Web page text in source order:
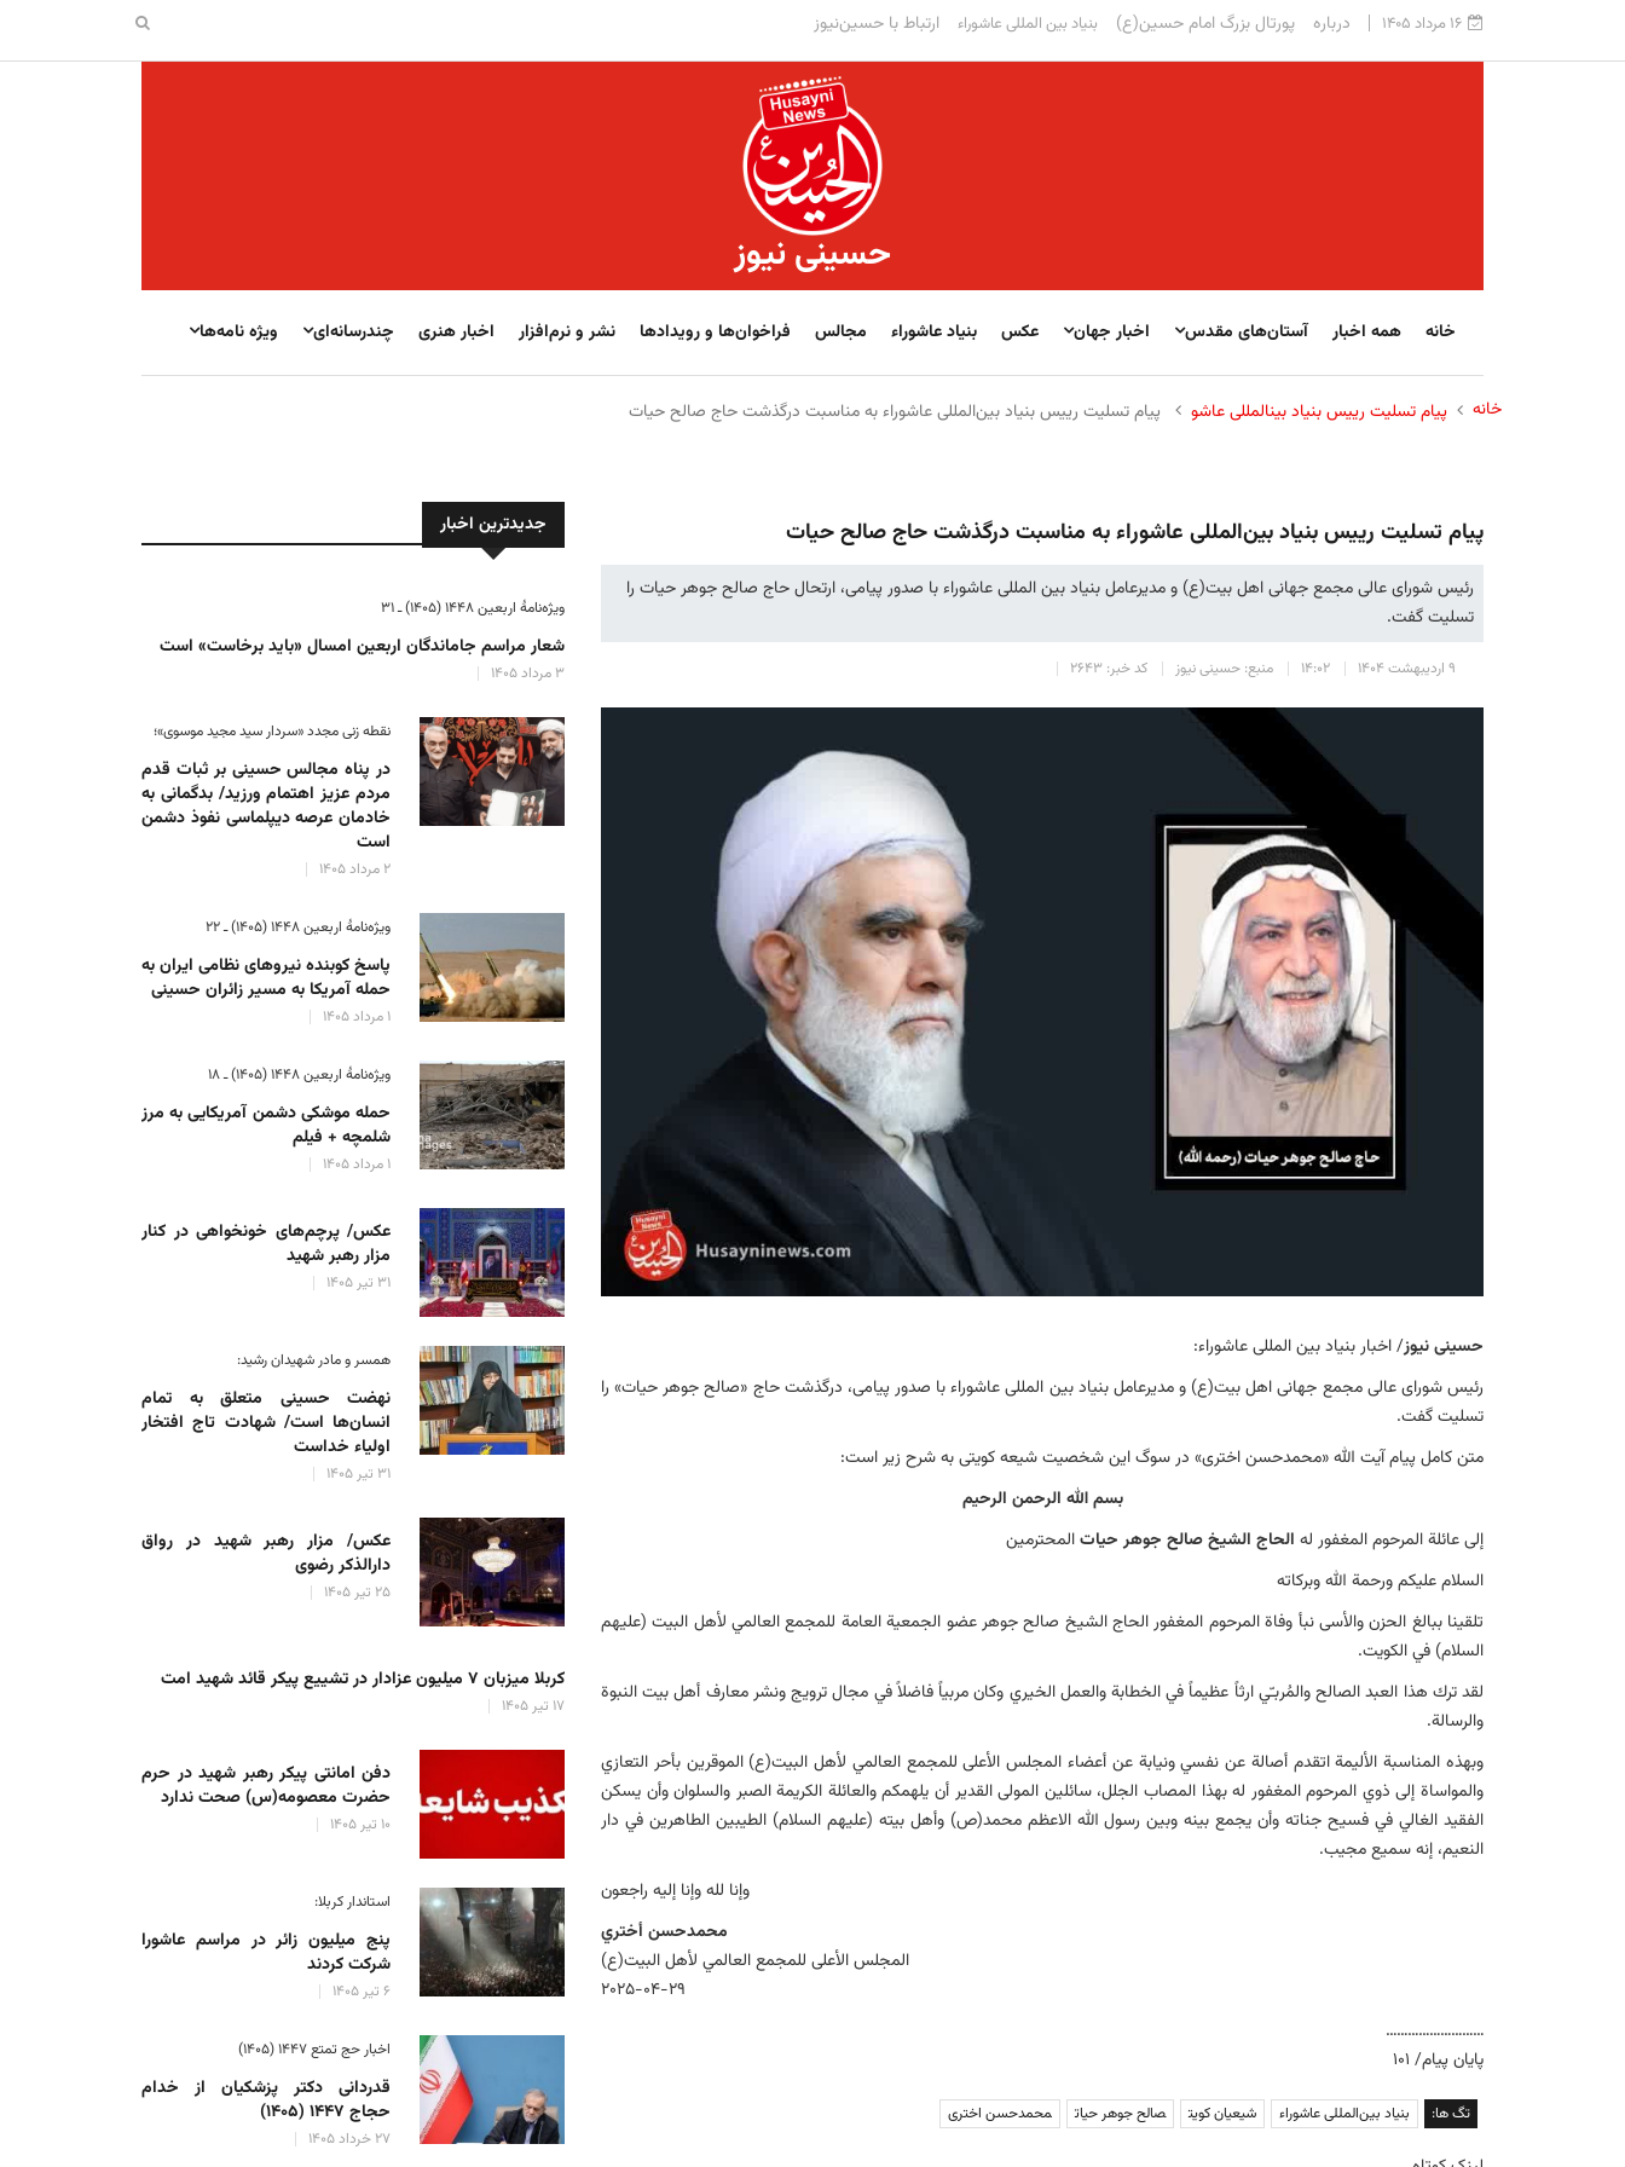
۱۶ مرداد ۱۴۰۵ درباره پورتال بزرگ امام حسین(ع) بنیاد بین المللی عاشوراء ارتباط با حسین‌نیوز
حسینی نیوز
خانه همه اخبار آستان‌های مقدس اخبار جهان عکس بنیاد عاشوراء مجالس فراخوان‌‏‏‏ها و رویدادها نشر و نرم‌افزار اخبار هنری چندرسانه‌ای ویژه نامه‌ها
خانه پیام تسلیت رییس بنیاد بینالمللی عاشو پیام تسلیت رییس بنیاد بین‌المللی عاشوراء به مناسبت درگذشت حاج صالح حیات
پیام تسلیت رییس بنیاد بین‌المللی عاشوراء به مناسبت درگذشت حاج صالح حیات
رئیس شورای عالی مجمع جهانی اهل بیت(ع) و مدیرعامل بنیاد بین المللی عاشوراء با صدور پیامی، ارتحال حاج صالح جوهر حیات را
تسلیت گفت.
۹ اردیبهشت ۱۴۰۴ ۱۴:۰۲ منبع: حسینی نیوز کد خبر: ۲۶۴۳
حسینی نیوز/ اخبار بنیاد بین المللی عاشوراء:
رئیس شورای عالی مجمع جهانی اهل بیت(ع) و مدیرعامل بنیاد بین المللی عاشوراء با صدور پیامی، درگذشت حاج «صالح جوهر حیات» را
تسلیت گفت.
متن کامل پیام آیت الله «محمدحسن اختری» در سوگ این شخصیت شیعه کویتی به شرح زیر است:
بسم الله الرحمن الرحیم
إلی عائلة المرحوم المغفور له الحاج الشیخ صالح جوهر حیاتالمحترمین
السلام علیكم ورحمة الله وبركاته
تلقینا ببالغ الحزن والأسی نبأ وفاة المرحوم المغفور الحاج الشیخ صالح جوهر عضو الجمعیة العامة للمجمع العالمي لأهل البیت (علیهم
السلام) في الكویت.
لقد ترك هذا العبد الصالح والمُربـّي ارثاً عظیماً في الخطابة والعمل الخیري وكان مربیاً فاضلاً في مجال ترویج ونشر معارف أهل بیت النبوة
والرسالة.
وبهذه المناسبة الألیمة اتقدم أصالة عن نفسي ونیابة عن أعضاء المجلس الأعلی للمجمع العالمي لأهل البیت(ع) الموقرین بأحر التعازي
والمواساة إلی ذوي المرحوم المغفور له بهذا المصاب الجلل، سائلین المولی القدیر أن یلهمكم والعائلة الكریمة الصبر والسلوان وأن یسكن
الفقید الغالي في فسیح جناته وأن یجمع بینه وبین رسول الله الاعظم محمد(ص) وأهل بیته (علیهم السلام) الطیبین الطاهرین في دار
النعیم، إنه سمیع مجیب.
وإنا لله وإنا إلیه راجعون
محمدحسن أختري
المجلس الأعلی للمجمع العالمي لأهل البیت(ع)
۲۰۲۵-۰۴-۲۹
………………………
پایان پیام/ ۱۰۱
تگ ها: بنیاد بین‌المللی عاشوراء شیعیان کویت صالح جوهر حیات محمدحسن اختری
جدیدترین اخبار
ویژه‌نامهٔ اربعین ۱۴۴۸ (۱۴۰۵) ـ ۳۱
شعار مراسم جاماندگان اربعین امسال «باید برخاست» است
۳ مرداد ۱۴۰۵
نقطه زنی مجدد «سردار سید مجید موسوی»؛
در پناه مجالس حسینی بر ثبات‌ قدم
مردم عزیز اهتمام ورزید/ بدگمانی به
خادمان عرصه دیپلماسی نفوذ دشمن
است
۲ مرداد ۱۴۰۵
ویژه‌نامهٔ اربعین ۱۴۴۸ (۱۴۰۵) ـ ۲۲
پاسخ کوبنده نیروهای نظامی ایران به
حمله آمریکا به مسیر زائران حسینی
۱ مرداد ۱۴۰۵
ویژه‌نامهٔ اربعین ۱۴۴۸ (۱۴۰۵) ـ ۱۸
حمله موشکی دشمن آمریکایی به مرز
شلمچه + فیلم
۱ مرداد ۱۴۰۵
عکس/ پرچم‌های خونخواهی در کنار
مزار رهبر شهید
۳۱ تیر ۱۴۰۵
همسر و مادر شهیدان رشید:
نهضت حسینی متعلق به تمام
انسان‌ها است/ شهادت تاج افتخار
اولیاء خداست
۳۱ تیر ۱۴۰۵
عکس/ مزار رهبر شهید در رواق
دارالذکر رضوی
۲۵ تیر ۱۴۰۵
کربلا میزبان ۷ میلیون عزادار در تشییع پیکر قائد شهید امت
۱۷ تیر ۱۴۰۵
دفن امانتی پیکر رهبر شهید در حرم
حضرت معصومه(س) صحت ندارد
۱۰ تیر ۱۴۰۵
استاندار کربلا:
پنج میلیون زائر در مراسم عاشورا
شرکت کردند
۶ تیر ۱۴۰۵
اخبار حج تمتع ۱۴۴۷ (۱۴۰۵)
قدردانی دکتر پزشکیان از خدام
حجاج ۱۴۴۷ (۱۴۰۵)
۲۷ خرداد ۱۴۰۵